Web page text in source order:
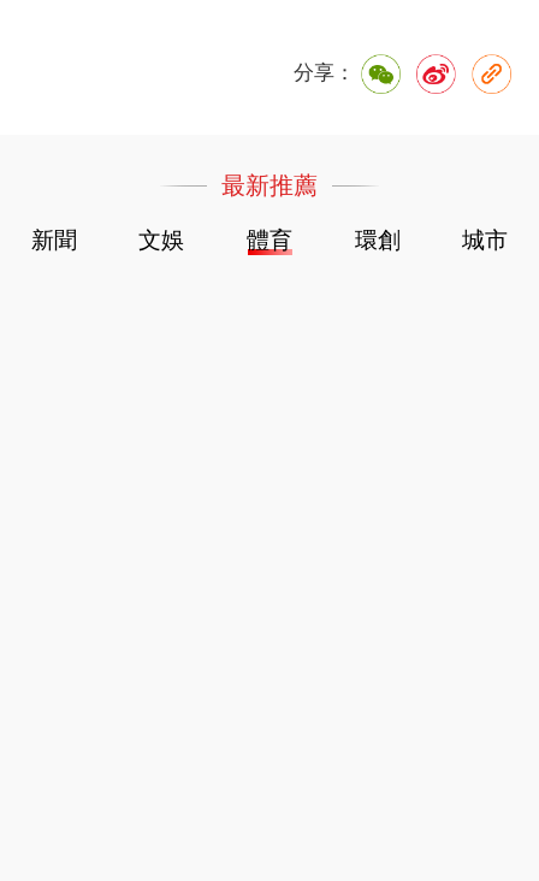
分享：
最新推薦
新聞 文娛 體育 環創 城市